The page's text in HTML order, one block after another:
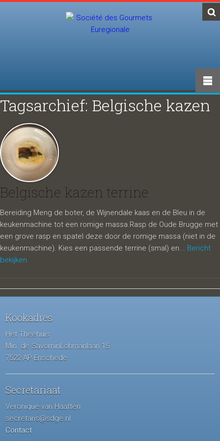
Tagsarchief: Belgische kazen
Belgische kazen terrine
Bereiding Meng de boter, de Wijnendale kaas en de Bleu in de
keukenmachine tot een romige massa.Rasp de Oude Brugge met
een grove rasp en spatel deze door de romige massa (niet in de
keukenmachine). Kies een passende terrine (smal) en... Bericht
bekijken
Kookadres
Het Theehuis
Min. de SavorninLohmanlaan 15
7522 AP Enschede
Secretariaat
Veronique van Haaften
secretaris@sdge.nl
Contact